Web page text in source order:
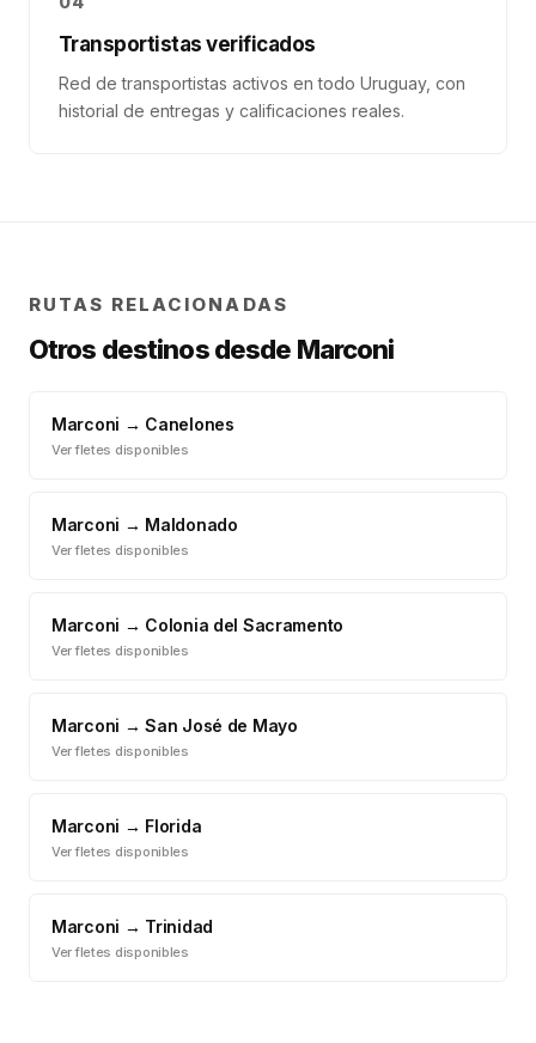
Transportistas verificados
Red de transportistas activos en todo Uruguay, con
historial de entregas y calificaciones reales.
RUTAS RELACIONADAS
Otros destinos desde Marconi
Marconi → Canelones
Ver fletes disponibles
Marconi → Maldonado
Ver fletes disponibles
Marconi → Colonia del Sacramento
Ver fletes disponibles
Marconi →San José de Mayo
Ver fletes disponibles
Marconi → Florida
Ver fletes disponibles
Marconi → Trinidad
Ver fletes disponibles